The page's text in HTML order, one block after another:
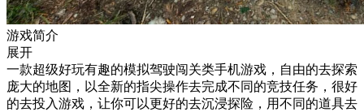
游戏简介
展开
一款超级好玩有趣的模拟驾驶闯关类手机游戏，自由的去探索
庞大的地图，以全新的指尖操作去完成不同的竞技任务，很好
的去投入游戏，让你可以更好的去沉浸探险，用不同的道具去